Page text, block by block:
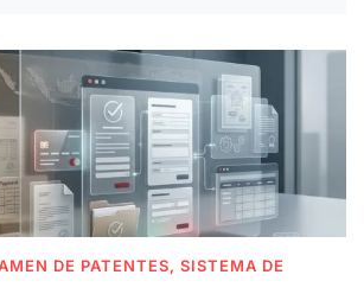
DE PATENTES, SISTEMA DE